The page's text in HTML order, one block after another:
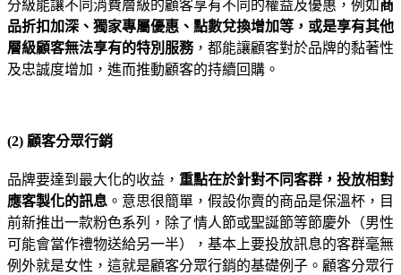
分級能讓不同消費層級的顧客享有不同的權益及優惠，例如 商
品折扣加深、獨家專屬優惠、點數兌換增加等，或是享有其他
層級顧客無法享有的特別服務，都能讓顧客對於品牌的黏著性
及忠誠度增加，進而推動顧客的持續回購。
(2) 顧客分眾行銷
品牌要達到最大化的收益， 重點在於針對不同客群，投放相對
應客製化的訊息 。意思很簡單，假設你賣的商品是保溫杯，目
前新推出一款粉色系列，除了情人節或聖誕節等節慶外（男性
可能會當作禮物送給另一半），基本上要投放訊息的客群毫無
例外就是女性，這就是顧客分眾行銷的基礎例子。顧客分眾行